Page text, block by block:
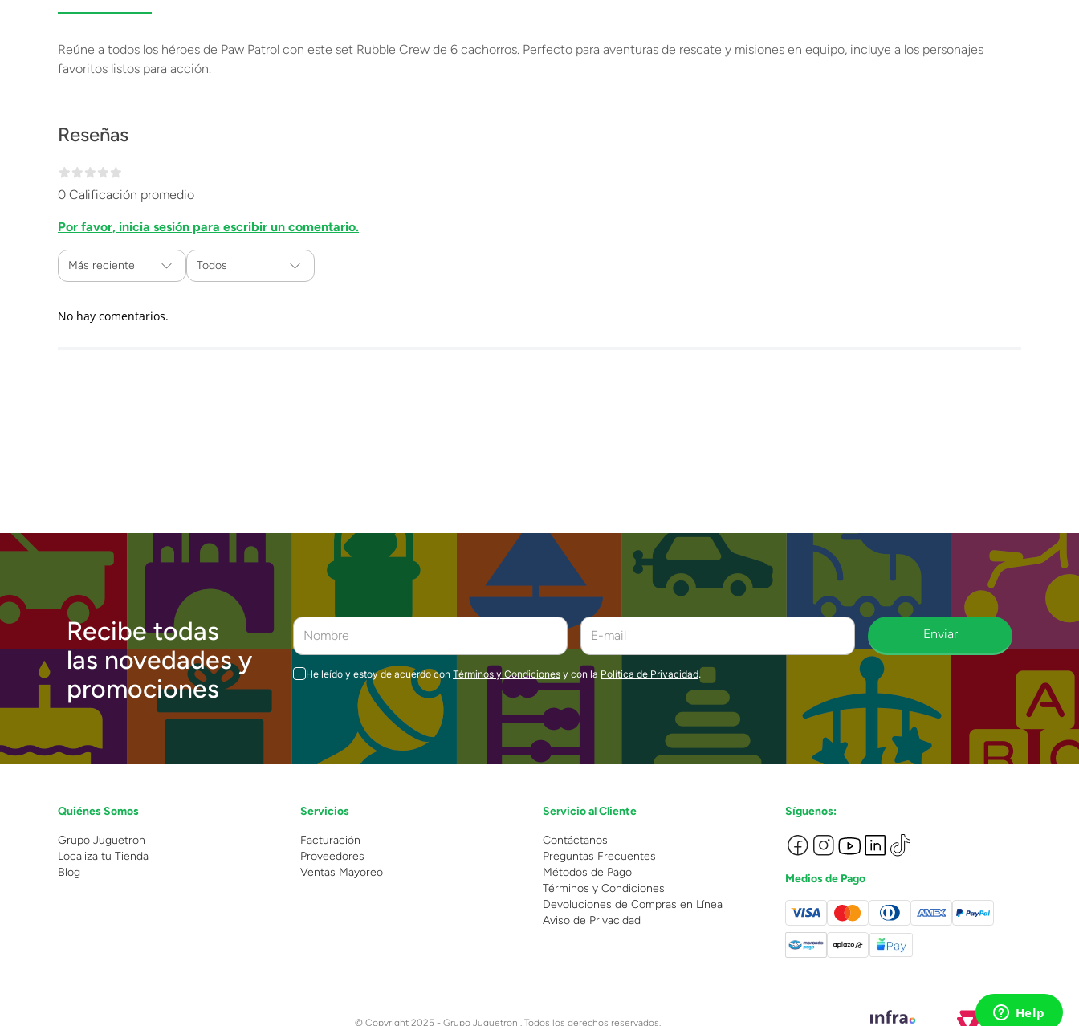
Reúne a todos los héroes de Paw Patrol con este set Rubble Crew de 6 cachorros. Perfecto para aventuras de rescate y misiones en equipo, incluye a los personajes
favoritos listos para acción.
Reseñas
0 Calificación promedio
Por favor, inicia sesión para escribir un comentario.
Más reciente Todos
No hay comentarios.
Recibe todas
las novedades y
promociones
Enviar
He leído y estoy de acuerdo con Términos y Condiciones y con la Política de Privacidad.
Quiénes Somos
Grupo Juguetron
Localiza tu Tienda
Blog
Servicios
Facturación
Proveedores
Ventas Mayoreo
Servicio al Cliente
Contáctanos
Preguntas Frecuentes
Métodos de Pago
Términos y Condiciones
Devoluciones de Compras en Línea
Aviso de Privacidad
Síguenos:
Medios de Pago
© Copyright 2025 - Grupo Juguetron . Todos los derechos reservados.